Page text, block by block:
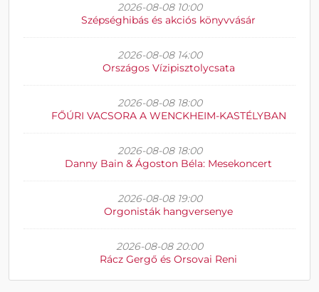
2026-08-08 10:00
Szépséghibás és akciós könyvvásár
2026-08-08 14:00
Országos Vízipisztolycsata
2026-08-08 18:00
FŐÚRI VACSORA A WENCKHEIM-KASTÉLYBAN
2026-08-08 18:00
Danny Bain & Ágoston Béla: Mesekoncert
2026-08-08 19:00
Orgonisták hangversenye
2026-08-08 20:00
Rácz Gergő és Orsovai Reni